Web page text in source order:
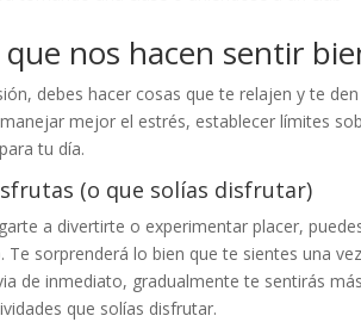
que nos hacen sentir
debes hacer cosas que te relajen y te
mejor el estrés, establecer límites
tu día.
(o que solías disfrutar)
a divertirte o experimentar placer,
Te sorprenderá lo bien que te sientes una
de inmediato, gradualmente te sentirás
que solías disfrutar.